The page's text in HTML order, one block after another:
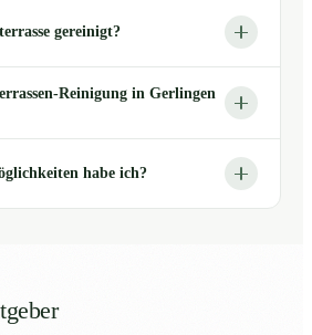
gereinigt?
Reinigung in Gerlingen
habe ich?